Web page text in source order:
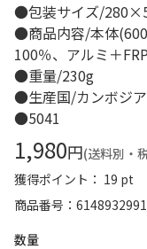
●包装サイズ/
●商品内容/本体
100％、アルミ＋
●重量/230g
●生産国/カンボジ
●5041
1,980円(送料別・
獲得ポイント： 19 pt
商品番号
6148932991
数量